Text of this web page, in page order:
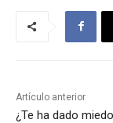
Artículo anterior
¿Te ha dado